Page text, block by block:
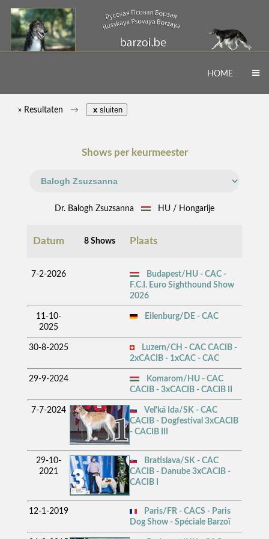
HOME
» Resultaten x sluiten
Shows per keurmeester
Dr. Balogh Zsuzsanna HU / Hongarije
Datum 8 Shows Plaats
7-2-2026
Budapest/HU - CAC -
F.C.I. Euro Sighthound Show
2026
11-10-
2025
Eilenburg/DE - CAC
30-8-2025
Luzern/CH - CAC CACIB -
2xCACIB - 1xCAC - CAC
29-9-2024
Komarom/HU - CAC
CACIB - 3xCACIB - CACIB II
7-7-2024
Vel'ká Ida/SK - CAC
CACIB - Dogfestival 3xCACIB
- CACIB III
29-10-
2021
Bratislava/SK - CAC
CACIB - Danube 3xCACIB -
CACIB I
12-1-2019
Paris/FR - CACS - Paris
Dog Show - Spéciale Barzoï